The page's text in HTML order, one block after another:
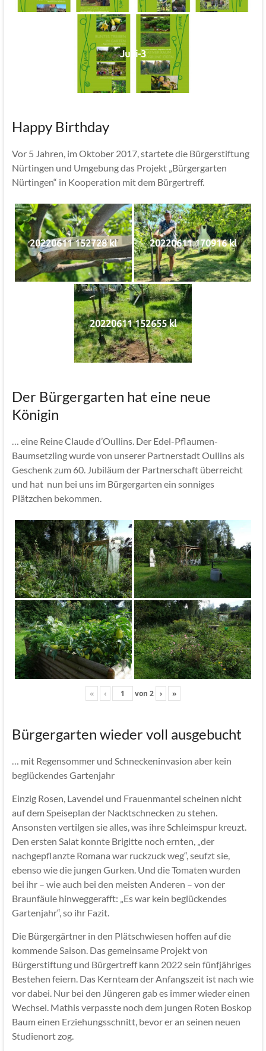
Jubi-3
Happy Birthday
Vor 5 Jahren, im Oktober 2017, startete die Bürgerstiftung
Nürtingen und Umgebung das Projekt „Bürgergarten
Nürtingen“ in Kooperation mit dem Bürgertreff.
20220611 152728 kl 20220611 170916 kl
20220611 152655 kl
Der Bürgergarten hat eine neue
Königin
… eine Reine Claude d’Oullins. Der Edel-Pflaumen-
Baumsetzling wurde von unserer Partnerstadt Oullins als
Geschenk zum 60. Jubiläum der Partnerschaft überreicht
und hat nun bei uns im Bürgergarten ein sonniges
Plätzchen bekommen.
« ‹ von 2 › »
Bürgergarten wieder voll ausgebucht
… mit Regensommer und Schneckeninvasion aber kein
beglückendes Gartenjahr
Einzig Rosen, Lavendel und Frauenmantel scheinen nicht
auf dem Speiseplan der Nacktschnecken zu stehen.
Ansonsten vertilgen sie alles, was ihre Schleimspur kreuzt.
Den ersten Salat konnte Brigitte noch ernten, „der
nachgepflanzte Romana war ruckzuck weg“, seufzt sie,
ebenso wie die jungen Gurken. Und die Tomaten wurden
bei ihr – wie auch bei den meisten Anderen – von der
Braunfäule hinweggerafft: „Es war kein beglückendes
Gartenjahr“, so ihr Fazit.
Die Bürgergärtner in den Plätschwiesen hoffen auf die
kommende Saison. Das gemeinsame Projekt von
Bürgerstiftung und Bürgertreff kann 2022 sein fünfjähriges
Bestehen feiern. Das Kernteam der Anfangszeit ist nach wie
vor dabei. Nur bei den Jüngeren gab es immer wieder einen
Wechsel. Mathis verpasste noch dem jungen Roten Boskop
Baum einen Erziehungsschnitt, bevor er an seinen neuen
Studienort zog.